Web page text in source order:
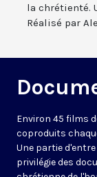
la chrétienté.
Réalisé par
Environ 45 films
coproduits
Une partie
privilégie des